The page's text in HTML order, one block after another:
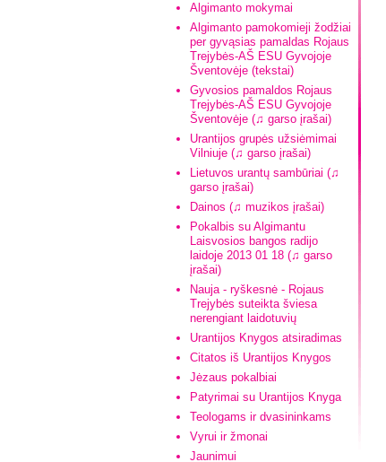
Algimanto mokymai
Algimanto pamokomieji žodžiai
per gyvąsias pamaldas Rojaus
Trejybės-AŠ ESU Gyvojoje
Šventovėje (tekstai)
Gyvosios pamaldos Rojaus
Trejybės-AŠ ESU Gyvojoje
Šventovėje (♫ garso įrašai)
Urantijos grupės užsiėmimai
Vilniuje (♫ garso įrašai)
Lietuvos urantų sambūriai (♫
garso įrašai)
Dainos (♫ muzikos įrašai)
Pokalbis su Algimantu
Laisvosios bangos radijo
laidoje 2013 01 18 (♫ garso
įrašai)
Nauja - ryškesnė - Rojaus
Trejybės suteikta šviesa
nerengiant laidotuvių
Urantijos Knygos atsiradimas
Citatos iš Urantijos Knygos
Jėzaus pokalbiai
Patyrimai su Urantijos Knyga
Teologams ir dvasininkams
Vyrui ir žmonai
Jaunimui